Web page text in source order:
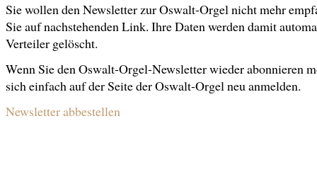
Sie wollen den Newsletter zur Oswalt-Orgel nicht mehr
Sie auf nachstehenden Link. Ihre Daten werden damit
Verteiler gelöscht.
Wenn Sie den Oswalt-Orgel-Newsletter wieder abonnieren
sich einfach auf der Seite der Oswalt-Orgel neu anmelden.
Newsletter abbestellen